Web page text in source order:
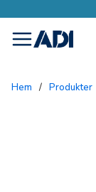
menu
Hem / Produkter